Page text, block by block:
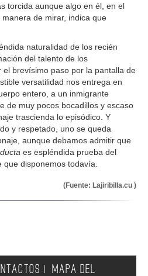
torcida aunque algo en él, en el
de mirar, indica que
naturalidad de los recién
del talento de los
brevísimo paso por la pantalla de
versatilidad nos entrega en
entero, a un inmigrante
de muy pocos bocadillos y escaso
trascienda lo episódico. Y
y respetado, uno se queda
aunque debamos admitir que
es espléndida prueba del
disponemos todavía.
(Fuente: Lajiribilla.cu )
MAPA DEL